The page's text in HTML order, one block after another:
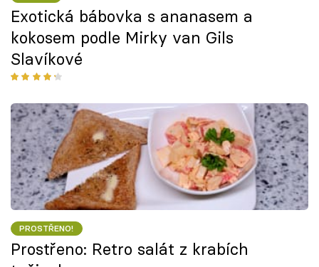
Exotická bábovka s ananasem a
kokosem podle Mirky van Gils
Slavíkové
PROSTŘENO!
Prostřeno: Retro salát z krabích